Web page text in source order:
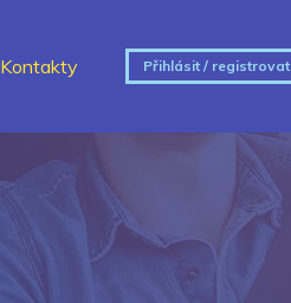
Kontakty Přihlásit / registrovat